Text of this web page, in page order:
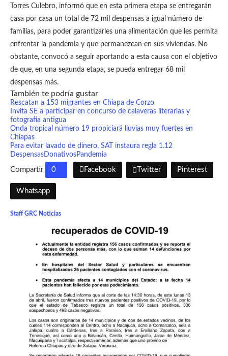
Torres Culebro, informó que en esta primera etapa se entregarán
casa por casa un total de 72 mil despensas a igual número de
familias, para poder garantizarles una alimentación que les permita
enfrentar la pandemia y que permanezcan en sus viviendas. No
obstante, convocó a seguir aportando a esta causa con el objetivo
de que, en una segunda etapa, se pueda entregar 68 mil
despensas más.
También te podría gustar
Rescatan a 153 migrantes en Chiapa de Corzo
Invita SE a participar en concurso de calaveras literarias y
fotografía antigua
Onda tropical número 19 propiciará lluvias muy fuertes en
Chiapas
Para evitar lavado de dinero, SAT instaura regla 1.12
DespensasDonativosPandemia
Compartir 0 Facebook Twitter Pinterest
Whatsapp
Staff GRC Noticias